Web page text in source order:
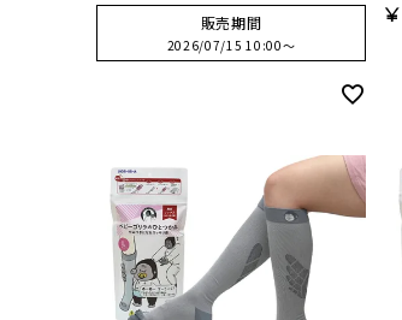
販売期間
2026/07/15 10:00〜
¥